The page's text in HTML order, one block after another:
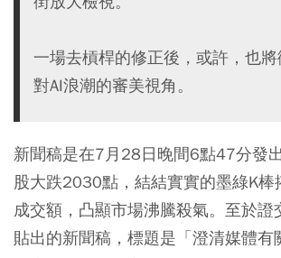
一場去槓桿的修正後，或許，也
對AI浪潮的審美視角。
新聞稿是在7月28日晚間6點47分發
股大跌2030點，結結實實的墨綠K棒
成交額，凸顯市場沸騰殺氣。至於證
貼出的新聞稿，標題是「澄清媒體有